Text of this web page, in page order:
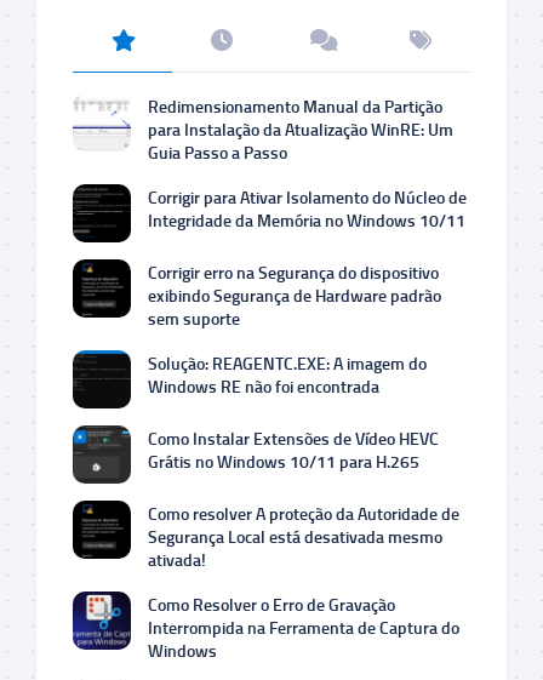
Redimensionamento Manual da Partição
para Instalação da Atualização WinRE: Um
Guia Passo a Passo
Corrigir para Ativar Isolamento do Núcleo de
Integridade da Memória no Windows 10/11
Corrigir erro na Segurança do dispositivo
exibindo Segurança de Hardware padrão
sem suporte
Solução: REAGENTC.EXE: A imagem do
Windows RE não foi encontrada
Como Instalar Extensões de Vídeo HEVC
Grátis no Windows 10/11 para H.265
Como resolver A proteção da Autoridade de
Segurança Local está desativada mesmo
ativada!
Como Resolver o Erro de Gravação
Interrompida na Ferramenta de Captura do
Windows